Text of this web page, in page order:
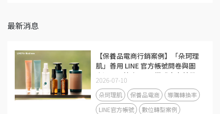
最新消息
【保養品電商行銷案例】「朵珂理
肌」善用 LINE 官方帳號問卷與圖
文選單，節省 50% 導購人力並帶
動回流率大增 40%
2026-07-10
朵珂理肌 保養品電商
導購轉換率
LINE官方帳號
數位轉型案例